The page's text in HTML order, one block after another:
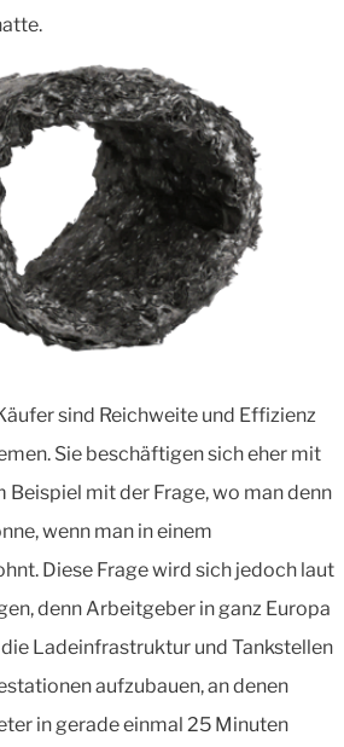
sind Reichweite und Effizienz
Sie beschäftigen sich eher mit
Beispiel mit der Frage, wo man denn
wenn man in einem
Diese Frage wird sich jedoch laut
denn Arbeitgeber in ganz Europa
Ladeinfrastruktur und Tankstellen
aufzubauen, an denen
in gerade einmal 25 Minuten